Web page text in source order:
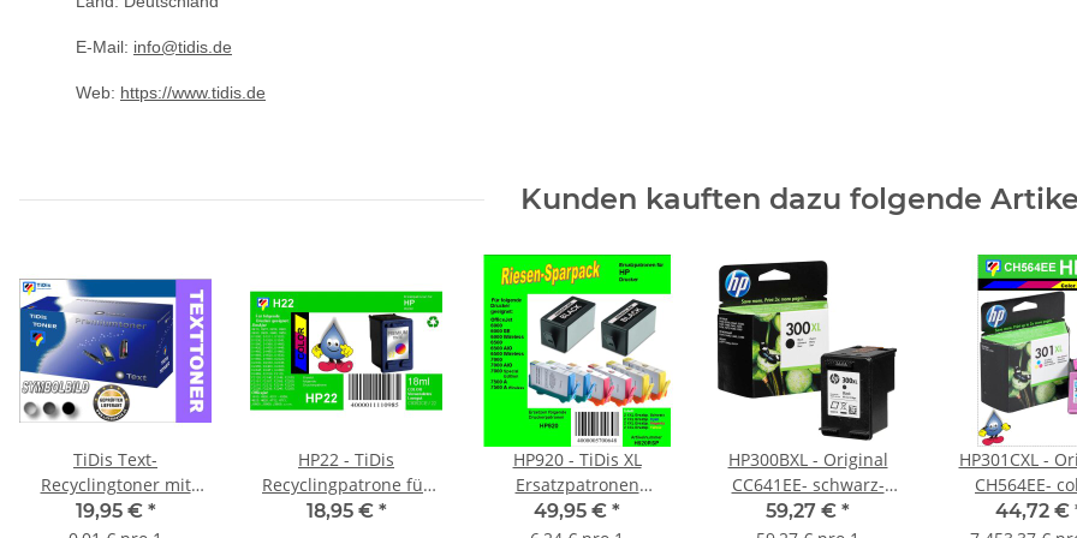
E-Mail: info@tidis.de
Web: https://www.tidis.de
Kunden kauften dazu folgende
TiDis Text-
Recyclingtoner mit
2.500 Seiten
19,95 € *
HP22 - TiDis
Recyclingpatrone für
C9352CE - color - mit
18,95 € *
HP920 - TiDis XL
Ersatzpatronen
Riesensparpack -
49,95 € *
HP300BXL - Original
CC641EE- schwarz-
Druckpatrone mit ca.
59,27 € *
HP301CXL -
CH564EE-
Druckpatrone
44,72 €